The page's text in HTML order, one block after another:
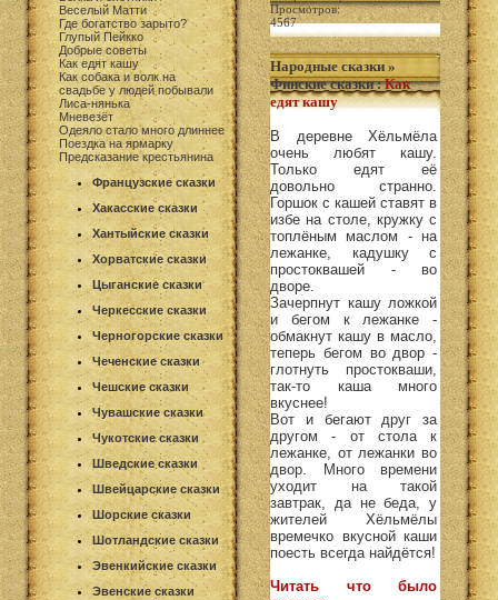
Веселый Матти
Где богатство зарыто?
Глупый Пейкко
Добрые советы
Как едят кашу
Как собака и волк на
свадьбе у людей побывали
Лиса-нянька
Мневезёт
Одеяло стало много длиннее
Поездка на ярмарку
Предсказание крестьянина
Французские сказки
Хакасские сказки
Хантыйские сказки
Хорватские сказки
Цыганские сказки
Черкесские сказки
Черногорские сказки
Чеченские сказки
Чешские сказки
Чувашские сказки
Чукотские сказки
Шведские сказки
Швейцарские сказки
Шорские сказки
Шотландские сказки
Эвенкийские сказки
Эвенские сказки
Просмотров:
4567
Народные сказки »
Финские сказки:Как
едят кашу
В деревне Хёльмёла
очень любят кашу.
Только едят её
довольно странно.
Горшок с кашей ставят в
избе на столе, кружку с
топлёным маслом - на
лежанке, кадушку с
простоквашей - во
дворе.
Зачерпнут кашу ложкой
и бегом к лежанке -
обмакнут кашу в масло,
теперь бегом во двор -
глотнуть простокваши,
так-то каша много
вкуснее!
Вот и бегают друг за
другом - от стола к
лежанке, от лежанки во
двор. Много времени
уходит на такой
завтрак, да не беда, у
жителей Хёльмёлы
времечко вкусной каши
поесть всегда найдётся!
Читать что было